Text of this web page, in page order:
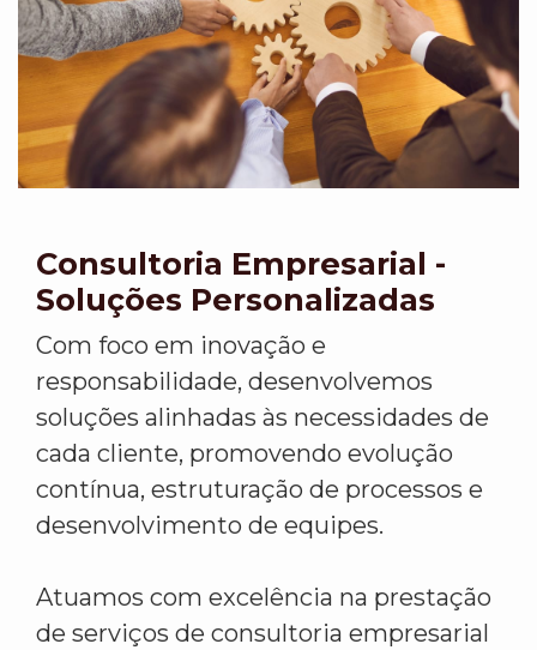
Consultoria Empresarial -
Soluções Personalizadas
Com foco em inovação e
responsabilidade, desenvolvemos
soluções alinhadas às necessidades de
cada cliente, promovendo evolução
contínua, estruturação de processos e
desenvolvimento de equipes.
Atuamos com excelência na prestação
de serviços de consultoria empresarial